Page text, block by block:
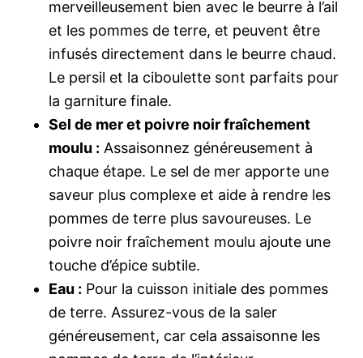
merveilleusement bien avec le beurre à l’ail
et les pommes de terre, et peuvent être
infusés directement dans le beurre chaud.
Le persil et la ciboulette sont parfaits pour
la garniture finale.
Sel de mer et poivre noir fraîchement
moulu : Assaisonnez généreusement à
chaque étape. Le sel de mer apporte une
saveur plus complexe et aide à rendre les
pommes de terre plus savoureuses. Le
poivre noir fraîchement moulu ajoute une
touche d’épice subtile.
Eau : Pour la cuisson initiale des pommes
de terre. Assurez-vous de la saler
généreusement, car cela assaisonne les